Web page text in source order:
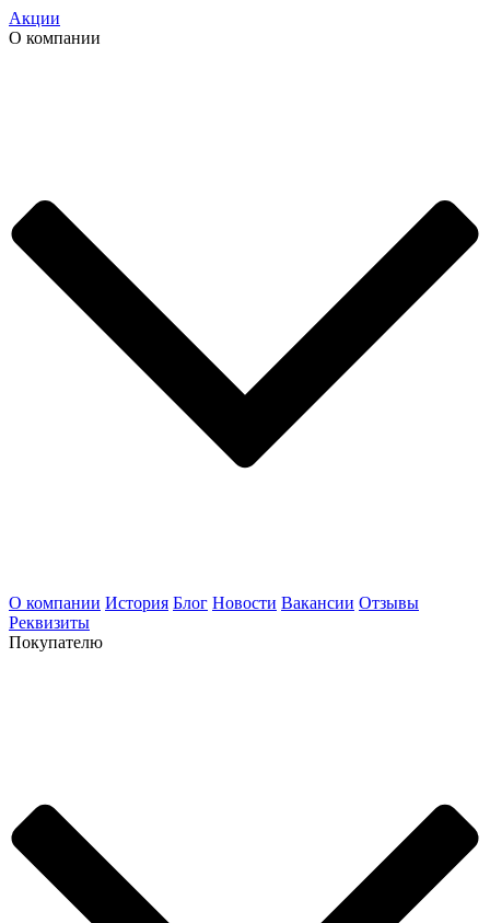
Акции
О компании
О компании История Блог Новости Вакансии Отзывы
Реквизиты
Покупателю